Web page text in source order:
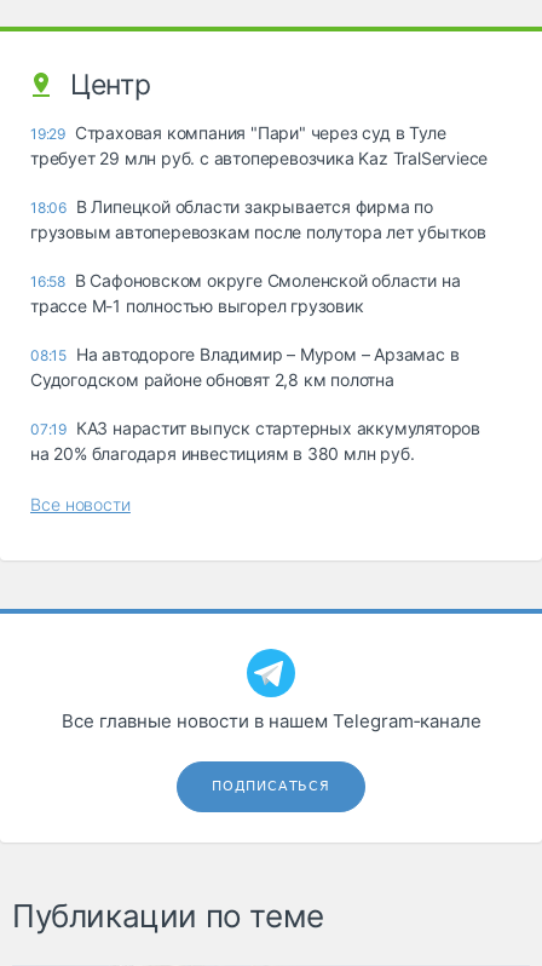
Центр
19:29 Страховая компания "Пари" через суд в Туле
требует 29 млн руб. с автоперевозчика Kaz TralServiece
18:06 В Липецкой области закрывается фирма по
грузовым автоперевозкам после полутора лет убытков
16:58 В Сафоновском округе Смоленской области на
трассе М-1 полностью выгорел грузовик
08:15 На автодороге Владимир – Муром – Арзамас в
Судогодском районе обновят 2,8 км полотна
07:19 КАЗ нарастит выпуск стартерных аккумуляторов
на 20% благодаря инвестициям в 380 млн руб.
Все новости
Все главные новости в нашем Telegram‑канале
ПОДПИСАТЬСЯ
Публикации по теме